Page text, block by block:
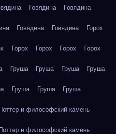
Говядина Говядина
Говядина Говядина Горох
Горох Горох Горох Горох
Груша Груша Груша Груша
Груша Груша Груша
и философский камень
и философский камень